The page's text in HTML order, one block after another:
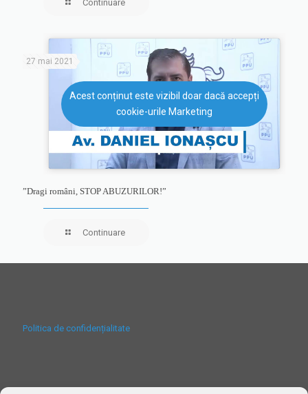
Continuare
Acest conținut este vizibil doar dacă accepți
cookie-urile Marketing
27 mai 2021
”Dragi români, STOP ABUZURILOR!”
Continuare
Politica de confidențialitate